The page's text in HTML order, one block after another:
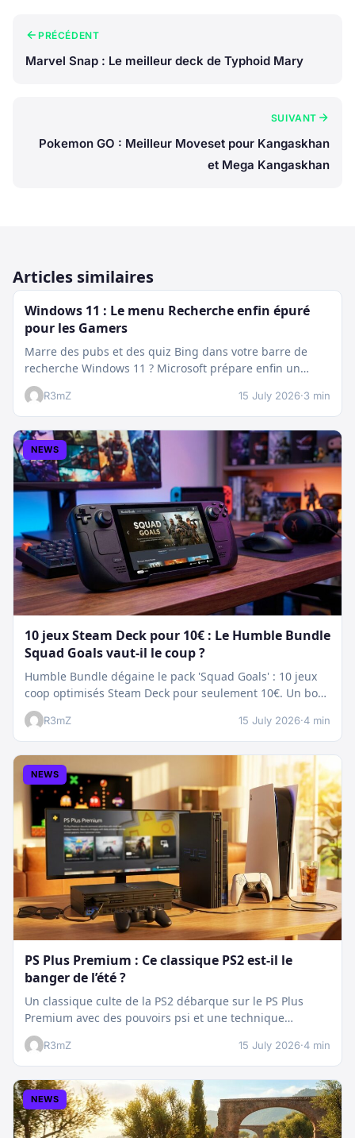
PRÉCÉDENT
Marvel Snap : Le meilleur deck de Typhoid Mary
SUIVANT
Pokemon GO : Meilleur Moveset pour Kangaskhan
et Mega Kangaskhan
Articles similaires
Windows 11 : Le menu Recherche enfin épuré
pour les Gamers
Marre des pubs et des quiz Bing dans votre barre de
recherche Windows 11 ? Microsoft prépare enfin un
nettoyage…
R3mZ 15 July 2026·3 min
NEWS
10 jeux Steam Deck pour 10€ : Le Humble Bundle
Squad Goals vaut-il le coup ?
Humble Bundle dégaine le pack 'Squad Goals' : 10 jeux
coop optimisés Steam Deck pour seulement 10€. Un bon
plan…
R3mZ 15 July 2026·4 min
NEWS
PS Plus Premium : Ce classique PS2 est-il le
banger de l’été ?
Un classique culte de la PS2 débarque sur le PS Plus
Premium avec des pouvoirs psi et une technique
boostée.…
R3mZ 15 July 2026·4 min
NEWS